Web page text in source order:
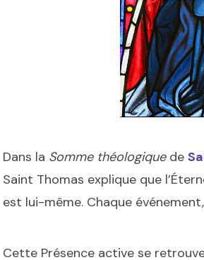
Dans la Somme théologiquede
Saint Thomas explique que
est lui-même. Chaque
Cette Présence active se